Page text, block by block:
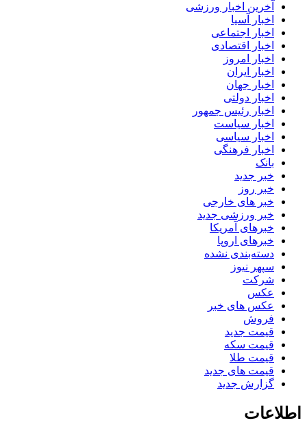
آخرین اخبار ورزشی
اخبار آسیا
اخبار اجتماعی
اخبار اقتصادی
اخبار امروز
اخبار ایران
اخبار جهان
اخبار دولتی
اخبار رئیس جمهور
اخبار سیاست
اخبار سیاسی
اخبار فرهنگی
بانک
خبر جدید
خبر روز
خبر های خارجی
خبر ورزشی جدید
خبرهای آمریکا
خبرهای اروپا
دسته‌بندی نشده
سپهر نیوز
شرکت
عکس
عکس های خبر
فروش
قیمت جدید
قیمت سکه
قیمت طلا
قیمت های جدید
گزارش جدید
اطلاعات